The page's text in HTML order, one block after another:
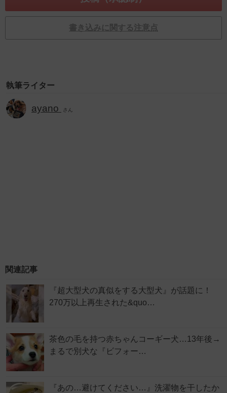
書き込みに関する注意点
執筆ライター
ayano さん
関連記事
『超大型犬の真似をする大型犬』が話題に！
270万以上再生された&quo…
茶色の毛を持つ赤ちゃんコーギー犬…13年後→
まるで別犬な『ビフォー…
『あの…避けてください…』洗濯物を干したか